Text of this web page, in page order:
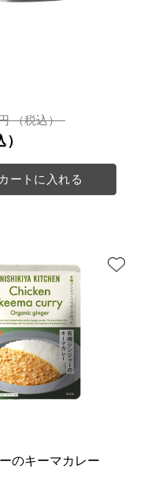
（税込）
カートに入れる
のキーマカレー